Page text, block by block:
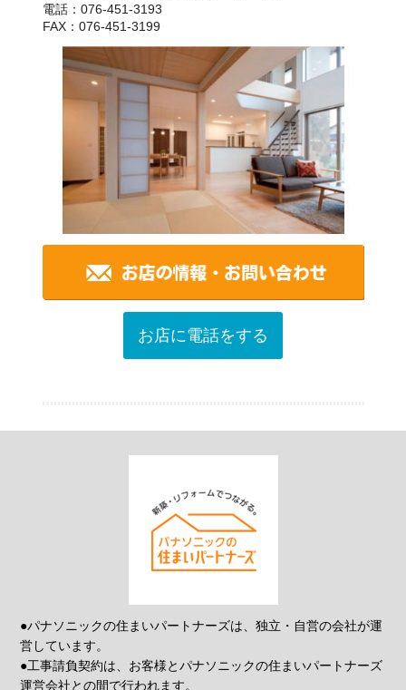
電話：076-451-3193
FAX：076-451-3199
お店に電話をする
●パナソニックの住まいパートナーズは、独立・自営の会社が運
営しています。
●工事請負契約は、お客様とパナソニックの住まいパートナーズ
運営会社との間で行われます。